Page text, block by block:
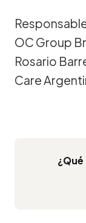
OC Group
Rosario
Care